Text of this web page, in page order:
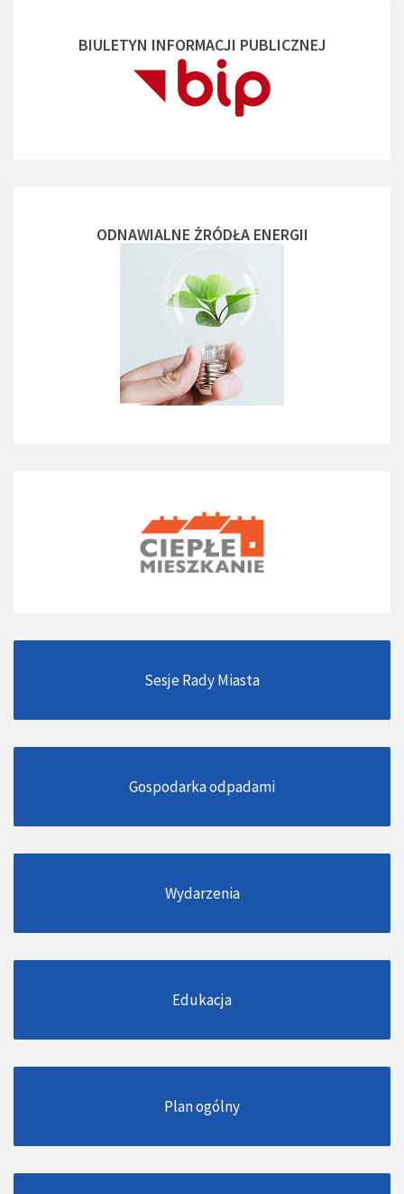
BIULETYN INFORMACJI PUBLICZNEJ
ODNAWIALNE ŻRÓDŁA ENERGII
Sesje Rady Miasta
Gospodarka odpadami
Wydarzenia
Edukacja
Plan ogólny